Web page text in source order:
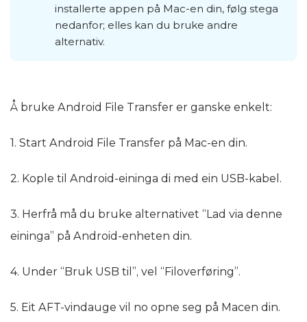
installerte appen på Mac-en din, følg stega
nedanfor; elles kan du bruke andre
alternativ.
Å bruke Android File Transfer er ganske enkelt:
1. Start Android File Transfer på Mac-en din.
2. Kople til Android-eininga di med ein USB-kabel.
3. Herfrå må du bruke alternativet “Lad via denne
eininga” på Android-enheten din.
4. Under “Bruk USB til”, vel “Filoverføring”.
5. Eit AFT-vindauge vil no opne seg på Macen din.